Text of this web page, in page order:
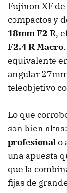
Fujinon XF
compactos y
18mm F2 R, el
F2.4 R Macro
equivalente
angular
teleobjetivo
Lo que
son bien
profesionalo
una apuesta
que la
fijas de